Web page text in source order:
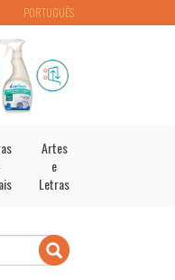
PORTUGUÊS
Artes
e
Letras